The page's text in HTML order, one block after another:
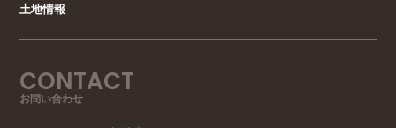
土地情報
CONTACT
お問い合わせ